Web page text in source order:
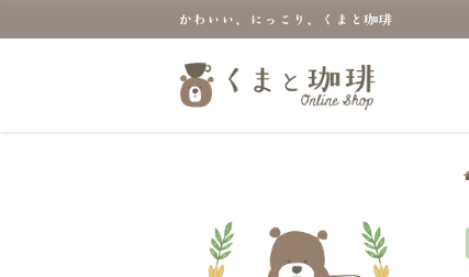
かわいい、にっこり、くまと珈琲